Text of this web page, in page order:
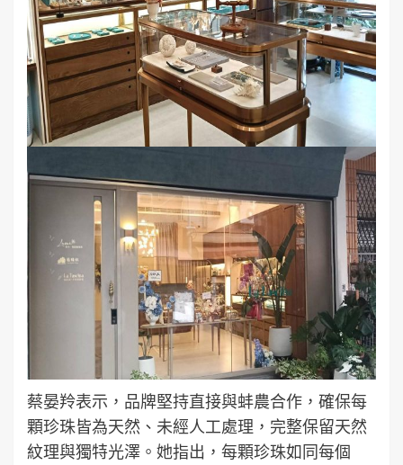
蔡晏羚表示，品牌堅持直接與蚌農合作，確保每
顆珍珠皆為天然、未經人工處理，完整保留天然
紋理與獨特光澤。她指出，每顆珍珠如同每個